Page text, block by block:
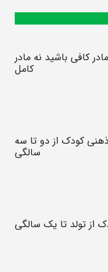
کافی باشید نه مادر
کامل
کودک از دو تا سه
سالگی
از تولد تا یک سالگی